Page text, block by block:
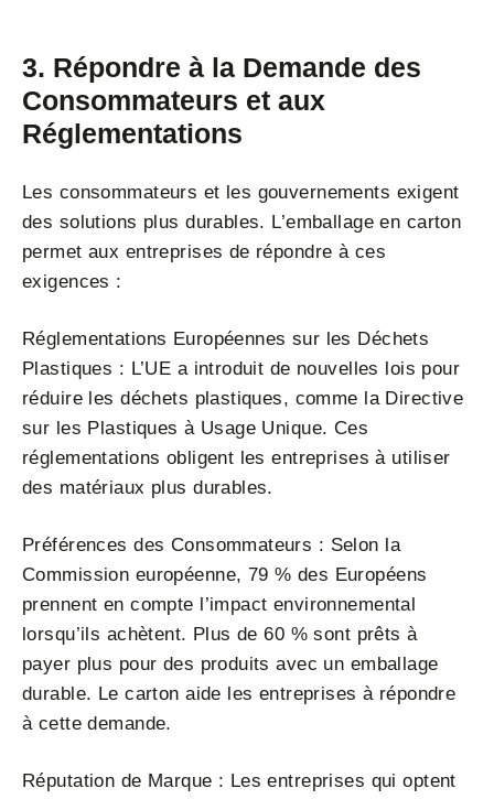
3. Répondre à la Demande des
Consommateurs et aux
Réglementations
Les consommateurs et les gouvernements exigent
des solutions plus durables. L’emballage en carton
permet aux entreprises de répondre à ces
exigences :
Réglementations Européennes sur les Déchets
Plastiques : L’UE a introduit de nouvelles lois pour
réduire les déchets plastiques, comme la Directive
sur les Plastiques à Usage Unique. Ces
réglementations obligent les entreprises à utiliser
des matériaux plus durables.
Préférences des Consommateurs : Selon la
Commission européenne, 79 % des Européens
prennent en compte l’impact environnemental
lorsqu’ils achètent. Plus de 60 % sont prêts à
payer plus pour des produits avec un emballage
durable. Le carton aide les entreprises à répondre
à cette demande.
Réputation de Marque : Les entreprises qui optent